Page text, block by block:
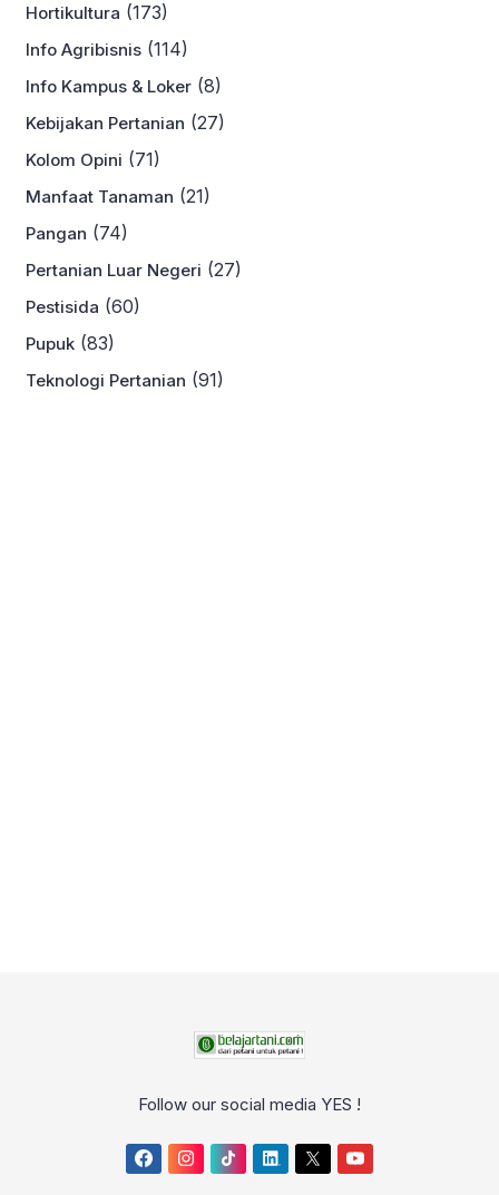
Hortikultura (173)
Info Agribisnis (114)
Info Kampus & Loker (8)
Kebijakan Pertanian (27)
Kolom Opini (71)
Manfaat Tanaman (21)
Pangan (74)
Pertanian Luar Negeri (27)
Pestisida (60)
Pupuk (83)
Teknologi Pertanian (91)
Follow our social media YES !